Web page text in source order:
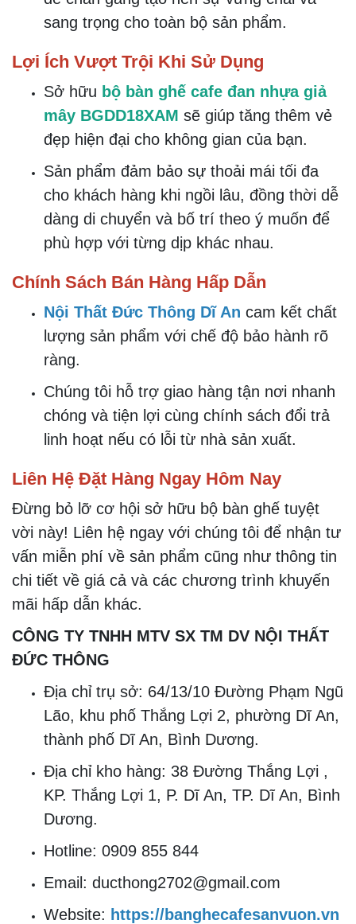
sang trọng cho toàn bộ sản phẩm.
Lợi Ích Vượt Trội Khi Sử Dụng
Sở hữu bộ bàn ghế cafe đan nhựa giả
mây BGDD18XAM sẽ giúp tăng thêm vẻ
đẹp hiện đại cho không gian của bạn.
Sản phẩm đảm bảo sự thoải mái tối đa
cho khách hàng khi ngồi lâu, đồng thời dễ
dàng di chuyển và bố trí theo ý muốn để
phù hợp với từng dịp khác nhau.
Chính Sách Bán Hàng Hấp Dẫn
Nội Thất Đức Thông Dĩ An cam kết chất
lượng sản phẩm với chế độ bảo hành rõ
ràng.
Chúng tôi hỗ trợ giao hàng tận nơi nhanh
chóng và tiện lợi cùng chính sách đổi trả
linh hoạt nếu có lỗi từ nhà sản xuất.
Liên Hệ Đặt Hàng Ngay Hôm Nay
Đừng bỏ lỡ cơ hội sở hữu bộ bàn ghế tuyệt
vời này! Liên hệ ngay với chúng tôi để nhận tư
vấn miễn phí về sản phẩm cũng như thông tin
chi tiết về giá cả và các chương trình khuyến
mãi hấp dẫn khác.
CÔNG TY TNHH MTV SX TM DV NỘI THẤT
ĐỨC THÔNG
Địa chỉ trụ sở: 64/13/10 Đường Phạm Ngũ
Lão, khu phố Thắng Lợi 2, phường Dĩ An,
thành phố Dĩ An, Bình Dương.
Địa chỉ kho hàng: 38 Đường Thắng Lợi ,
KP. Thắng Lợi 1, P. Dĩ An, TP. Dĩ An, Bình
Dương.
Hotline: 0909 855 844
Email: ducthong2702@gmail.com
Website: https://banghecafesanvuon.vn